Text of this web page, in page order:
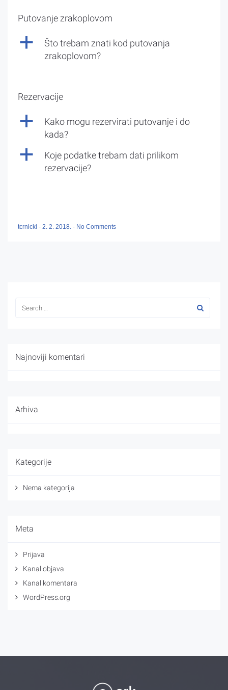
Putovanje zrakoplovom
a
Što trebam znati kod putovanja
zrakoplovom?
Rezervacije
a
Kako mogu rezervirati putovanje i do
kada?
a
Koje podatke trebam dati prilikom
rezervacije?
tcrnicki - 2. 2. 2018. - No Comments
Najnoviji komentari
Arhiva
Kategorije
Nema kategorija
Meta
Prijava
Kanal objava
Kanal komentara
WordPress.org